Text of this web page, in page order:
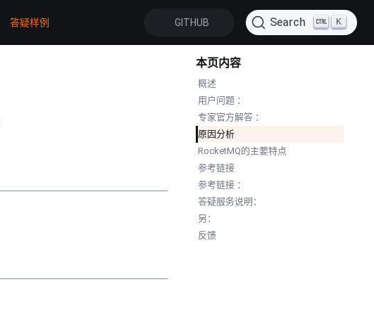
答疑样例 GITHUB Search K
本页内容
概述
用户问题 ：
专家官方解答 ：
原因分析
RocketMQ的主要特点
参考链接
参考链接 ：
答疑服务说明：
另：
反馈